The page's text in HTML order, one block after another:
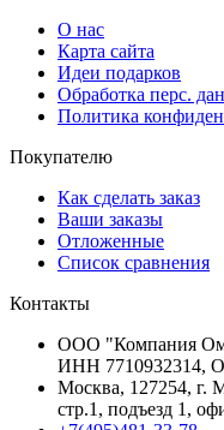
О нас
Карта сайта
Идеи подарков
Обработка перс.
Политика
Покупателю
Как сделать заказ
Ваши заказы
Отложенные
Список сравнения
Контакты
ООО "Компания
ИНН 7710932314,
Москва, 127254, г.
стр.1, подъезд 1,